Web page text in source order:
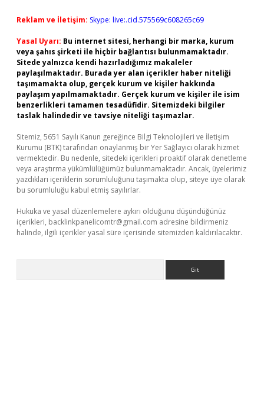
Reklam ve İletişim: Skype: live:.cid.575569c608265c69
Yasal Uyarı: Bu internet sitesi, herhangi bir marka, kurum
veya şahıs şirketi ile hiçbir bağlantısı bulunmamaktadır.
Sitede yalnızca kendi hazırladığımız makaleler
paylaşılmaktadır. Burada yer alan içerikler haber niteliği
taşımamakta olup, gerçek kurum ve kişiler hakkında
paylaşım yapılmamaktadır. Gerçek kurum ve kişiler ile isim
benzerlikleri tamamen tesadüfidir. Sitemizdeki bilgiler
taslak halindedir ve tavsiye niteliği taşımazlar.
Sitemiz, 5651 Sayılı Kanun gereğince Bilgi Teknolojileri ve İletişim
Kurumu (BTK) tarafından onaylanmış bir Yer Sağlayıcı olarak hizmet
vermektedir. Bu nedenle, sitedeki içerikleri proaktif olarak denetleme
veya araştırma yükümlülüğümüz bulunmamaktadır. Ancak, üyelerimiz
yazdıkları içeriklerin sorumluluğunu taşımakta olup, siteye üye olarak
bu sorumluluğu kabul etmiş sayılırlar.
Hukuka ve yasal düzenlemelere aykırı olduğunu düşündüğünüz
içerikleri, backlinkpanelicomtr@gmail.com adresine bildirmeniz
halinde, ilgili içerikler yasal süre içerisinde sitemizden kaldırılacaktır.